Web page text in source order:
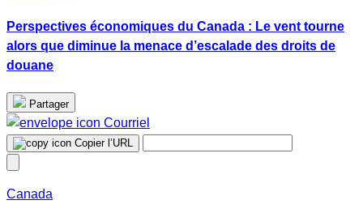
Perspectives économiques du Canada : Le vent tourne
alors que diminue la menace d’escalade des droits de
douane
Partager
Courriel
Copier l’URL
Canada